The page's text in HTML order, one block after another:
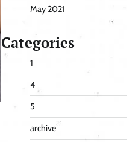
May 2021
Categories
1
4
5
archive